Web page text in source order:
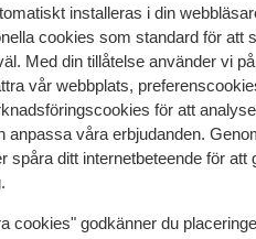
installeras i din
cookies som standard för att
Med din tillåtelse använder vi
vår webbplats,
för att
anpassa våra erbjudanden.
spåra ditt internetbeteende för att
cookies" godkänner du